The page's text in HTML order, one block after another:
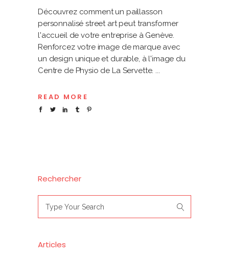
Découvrez comment un paillasson
personnalisé street art peut transformer
l'accueil de votre entreprise à Genève.
Renforcez votre image de marque avec
un design unique et durable, à l'image du
Centre de Physio de La Servette.
READ MORE
Rechercher
for:
Articles